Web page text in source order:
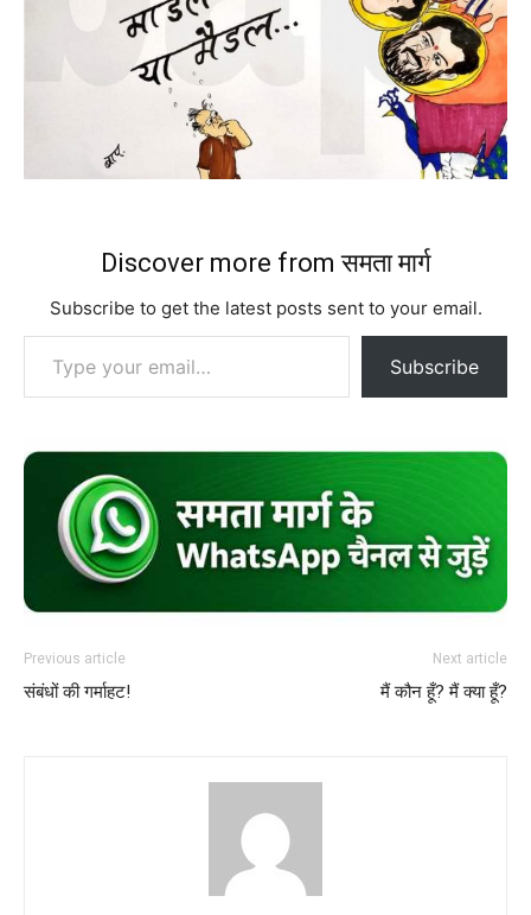
Discover more from समता मार्ग
Subscribe to get the latest posts sent to your email.
Type your email…
Subscribe
Previous article
संबंधों की गर्माहट!
Next article
मैं कौन हूँ? मैं क्या हूँ?